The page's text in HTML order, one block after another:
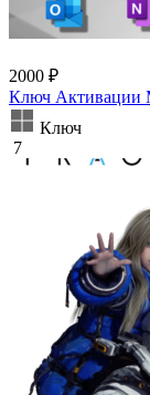
2000 ₽
Ключ Активации
Ключ
7